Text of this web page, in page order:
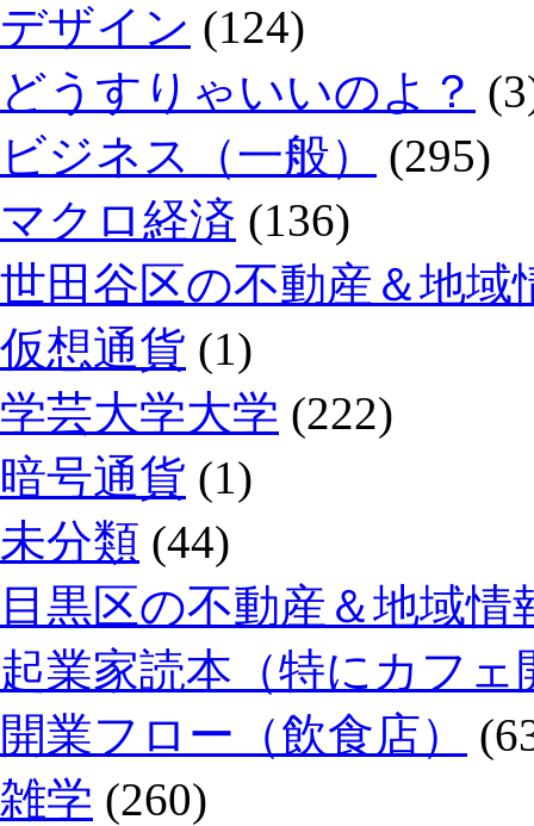
デザイン (124)
どうすりゃいいのよ？
ビジネス（一般）
(295)
マクロ経済 (136)
世田谷区の不動産＆地域
仮想通貨 (1)
学芸大学大学 (222)
暗号通貨 (1)
未分類 (44)
目黒区の不動産＆地域情
起業家読本（特にカフェ
開業フロー（飲食店）
雑学 (260)